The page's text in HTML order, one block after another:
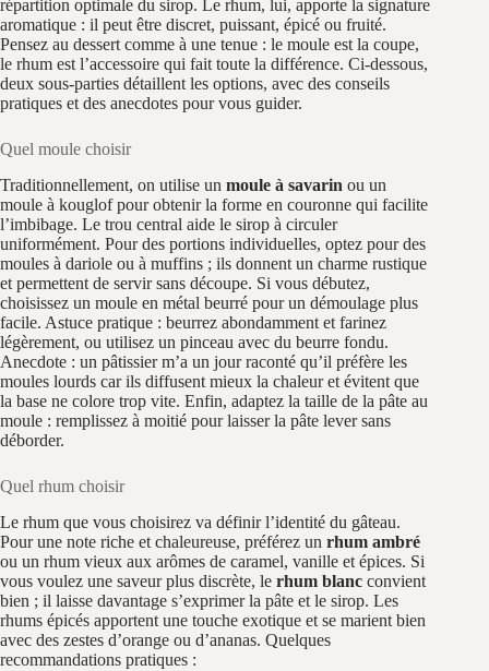
répartition optimale du sirop. Le rhum, lui, apporte la signature
aromatique : il peut être discret, puissant, épicé ou fruité.
Pensez au dessert comme à une tenue : le moule est la coupe,
le rhum est l’accessoire qui fait toute la différence. Ci-dessous,
deux sous-parties détaillent les options, avec des conseils
pratiques et des anecdotes pour vous guider.
Quel moule choisir
Traditionnellement, on utilise un moule à savarin ou un
moule à kouglof pour obtenir la forme en couronne qui facilite
l’imbibage. Le trou central aide le sirop à circuler
uniformément. Pour des portions individuelles, optez pour des
moules à dariole ou à muffins ; ils donnent un charme rustique
et permettent de servir sans découpe. Si vous débutez,
choisissez un moule en métal beurré pour un démoulage plus
facile. Astuce pratique : beurrez abondamment et farinez
légèrement, ou utilisez un pinceau avec du beurre fondu.
Anecdote : un pâtissier m’a un jour raconté qu’il préfère les
moules lourds car ils diffusent mieux la chaleur et évitent que
la base ne colore trop vite. Enfin, adaptez la taille de la pâte au
moule : remplissez à moitié pour laisser la pâte lever sans
déborder.
Quel rhum choisir
Le rhum que vous choisirez va définir l’identité du gâteau.
Pour une note riche et chaleureuse, préférez un rhum ambré
ou un rhum vieux aux arômes de caramel, vanille et épices. Si
vous voulez une saveur plus discrète, le rhum blanc convient
bien ; il laisse davantage s’exprimer la pâte et le sirop. Les
rhums épicés apportent une touche exotique et se marient bien
avec des zestes d’orange ou d’ananas. Quelques
recommandations pratiques :